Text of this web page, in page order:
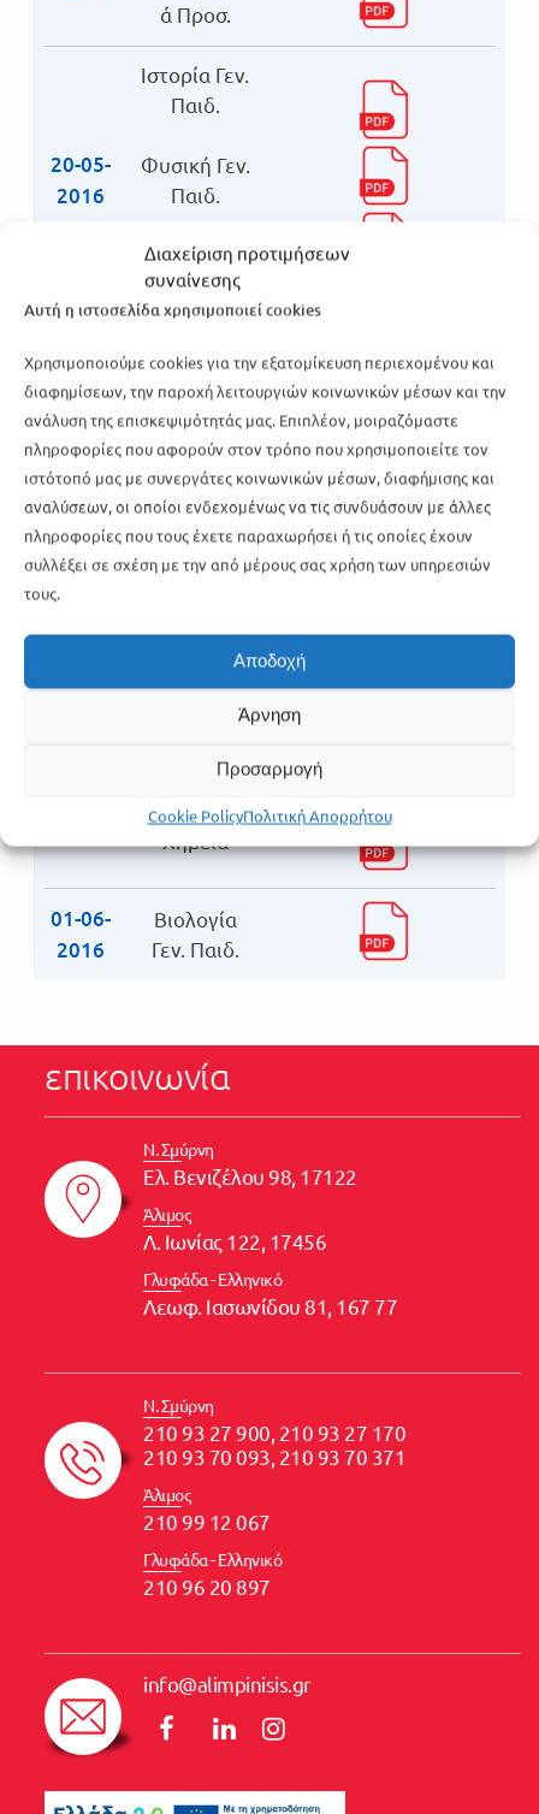
Διαχείριση προτιμήσεων
συναίνεσης
Αυτή η ιστοσελίδα χρησιμοποιεί cookies
Χρησιμοποιούμε cookies για την εξατομίκευση περιεχομένου και
διαφημίσεων, την παροχή λειτουργιών κοινωνικών μέσων και την
ανάλυση της επισκεψιμότητάς μας. Επιπλέον, μοιραζόμαστε
πληροφορίες που αφορούν στον τρόπο που χρησιμοποιείτε τον
ιστότοπό μας με συνεργάτες κοινωνικών μέσων, διαφήμισης και
αναλύσεων, οι οποίοι ενδεχομένως να τις συνδυάσουν με άλλες
πληροφορίες που τους έχετε παραχωρήσει ή τις οποίες έχουν
συλλέξει σε σχέση με την από μέρους σας χρήση των υπηρεσιών
τους.
Αποδοχή
Άρνηση
Προσαρμογή
Cookie PolicyΠολιτική Απορρήτου
ά Προσ.
20-05-
2016
Ιστορία Γεν.
Παιδ.
Φυσική Γεν.
Παιδ.
Μαθηματικ
ά Γεν. Παιδ.
23-05-
2016
Προσ.
Φυσική
Προσ.
25-05-
2016
Α.Ο.Θ.
27-05-
Προσ.
Λατινικά
Χημεία
01-06-
2016
Βιολογία
Γεν. Παιδ.
επικοινωνία
Ν. Σμύρνη
Ελ. Βενιζέλου 98, 17122
Άλιμος
Λ. Ιωνίας 122, 17456
Γλυφάδα - Ελληνικό
Λεωφ. Ιασωνίδου 81, 167 77
Ν. Σμύρνη
210 93 27 900, 210 93 27 170
210 93 70 093, 210 93 70 371
Άλιμος
210 99 12 067
Γλυφάδα - Ελληνικό
210 96 20 897
info@alimpinisis.gr